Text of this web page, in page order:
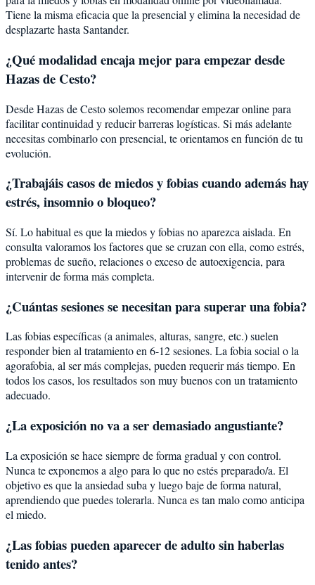
Tiene la misma eficacia que la presencial y elimina la necesidad de
desplazarte hasta Santander.
¿Qué modalidad encaja mejor para empezar desde
Hazas de Cesto?
Desde Hazas de Cesto solemos recomendar empezar online para
facilitar continuidad y reducir barreras logísticas. Si más adelante
necesitas combinarlo con presencial, te orientamos en función de tu
evolución.
¿Trabajáis casos de miedos y fobias cuando además hay
estrés, insomnio o bloqueo?
Sí. Lo habitual es que la miedos y fobias no aparezca aislada. En
consulta valoramos los factores que se cruzan con ella, como estrés,
problemas de sueño, relaciones o exceso de autoexigencia, para
intervenir de forma más completa.
¿Cuántas sesiones se necesitan para superar una fobia?
Las fobias específicas (a animales, alturas, sangre, etc.) suelen
responder bien al tratamiento en 6-12 sesiones. La fobia social o la
agorafobia, al ser más complejas, pueden requerir más tiempo. En
todos los casos, los resultados son muy buenos con un tratamiento
adecuado.
¿La exposición no va a ser demasiado angustiante?
La exposición se hace siempre de forma gradual y con control.
Nunca te exponemos a algo para lo que no estés preparado/a. El
objetivo es que la ansiedad suba y luego baje de forma natural,
aprendiendo que puedes tolerarla. Nunca es tan malo como anticipa
el miedo.
¿Las fobias pueden aparecer de adulto sin haberlas
tenido antes?